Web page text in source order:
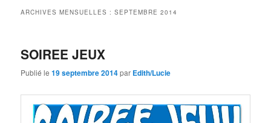
au
au
ARCHIVES MENSUELLES :SEPTEMBRE 2014
SOIREE JEUX
Publié le19 septembre 2014par Edith/Lucie